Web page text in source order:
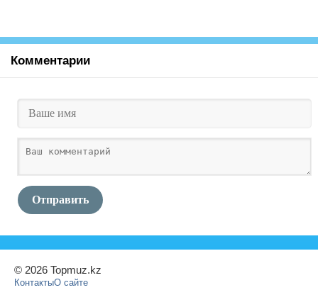
Комментарии
Отправить
© 2026 Topmuz.kz
КонтактыО сайте